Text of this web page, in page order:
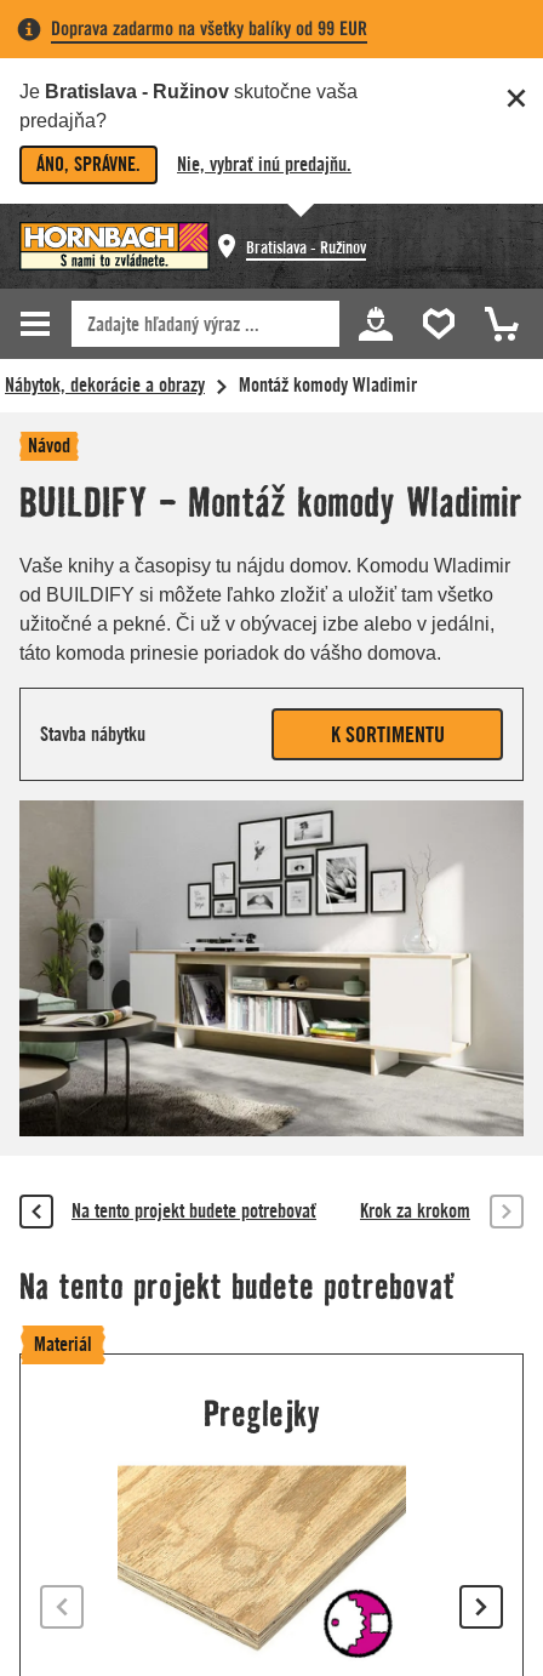
Doprava zadarmo na všetky balíky od 99 EUR
Je Bratislava - Ružinov skutočne vaša
predajňa?
ÁNO, SPRÁVNE. Nie, vybrať inú predajňu.
Bratislava - Ružinov